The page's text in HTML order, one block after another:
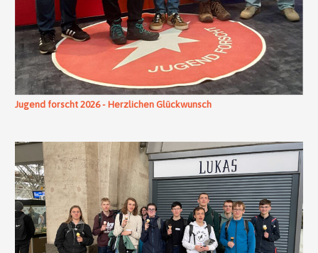
Jugend forscht 2026 - Herzlichen Glückwunsch